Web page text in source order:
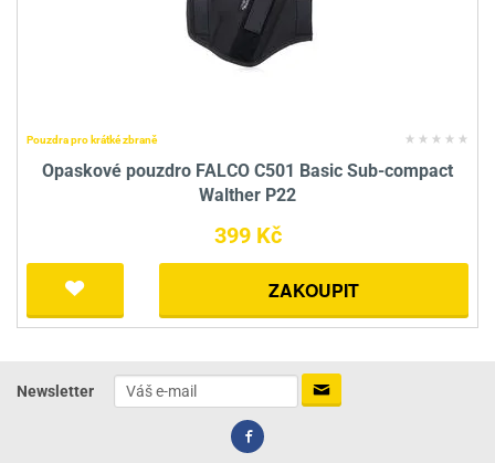
Pouzdra pro krátké zbraně
Opaskové pouzdro FALCO C501 Basic Sub-compact
Walther P22
399 Kč
ZAKOUPIT
Newsletter